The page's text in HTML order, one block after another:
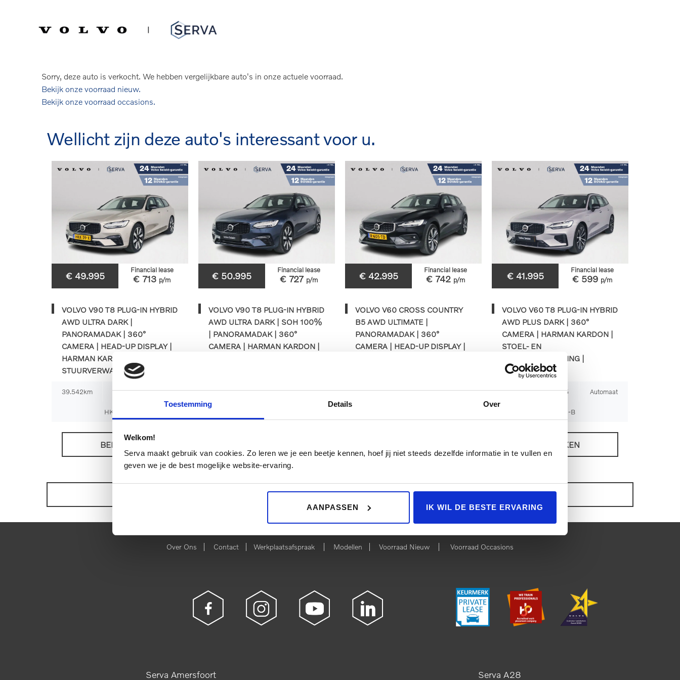
Toestemming Details Over
Welkom!
Serva maakt gebruik van cookies. Zo leren we je een beetje kennen, hoef jij niet steeds dezelfde informatie in te vullen en
geven we je de best mogelijke website-ervaring.
AANPASSEN IK WIL DE BESTE ERVARING
Serva Volvo
Verkocht: Volvo V90
Sorry, deze auto is verkocht. We hebben vergelijkbare auto's in onze actuele voorraad.
Bekijk onze voorraad nieuw.
Bekijk onze voorraad occasions.
Wellicht zijn deze auto's interessant voor u.
€ 49.995
Financial lease
€ 713 p/m
VOLVO V90 T8 PLUG-IN HYBRID
AWD ULTRA DARK |
PANORAMADAK | 360°
CAMERA | HEAD-UP DISPLAY |
HARMAN KARDON | STOEL- EN
STUURVERWARMING | TRE
39.542km 2025 Automaat
HKK-39-X
BEKIJKEN
€ 50.995
Financial lease
€ 727 p/m
VOLVO V90 T8 PLUG-IN HYBRID
AWD ULTRA DARK | SOH 100%
| PANORAMADAK | 360°
CAMERA | HARMAN KARDON |
41.338km 2025 Automaat
€ 42.995
Financial lease
€ 742 p/m
VOLVO V60 CROSS COUNTRY
B5 AWD ULTIMATE |
PANORAMADAK | 360°
CAMERA | HEAD-UP DISPLAY |
41.700km 2022 Automaat
€ 41.995
Financial lease
€ 599 p/m
VOLVO V60 T8 PLUG-IN HYBRID
AWD PLUS DARK | 360°
CAMERA | HARMAN KARDON |
STOEL- EN
STUURVERWARMING |
TREKHAAK
16.172km 2025 Automaat
JNL-03-B
BEKIJKEN
BEKIJK ONZE VOORRAAD OCCASIONS
Over Ons | Contact | Werkplaatsafspraak | Modellen | Voorraad Nieuw | Voorraad Occasions
Serva Amersfoort Serva A28